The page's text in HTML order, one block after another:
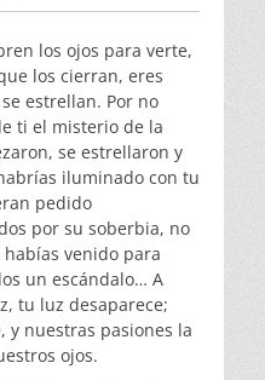
los ojos para verte,
los cierran, eres
estrellan. Por no
ti el misterio de la
se estrellaron y
iluminado con tu
pedido
por su soberbia, no
venido para
un escándalo… A
tu luz desaparece;
y nuestras pasiones la
ojos.